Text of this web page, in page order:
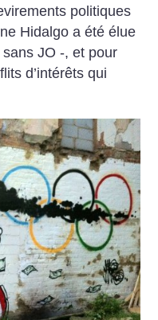
politiques
Hidalgo a été élue
JO -, et pour
d’intérêts qui